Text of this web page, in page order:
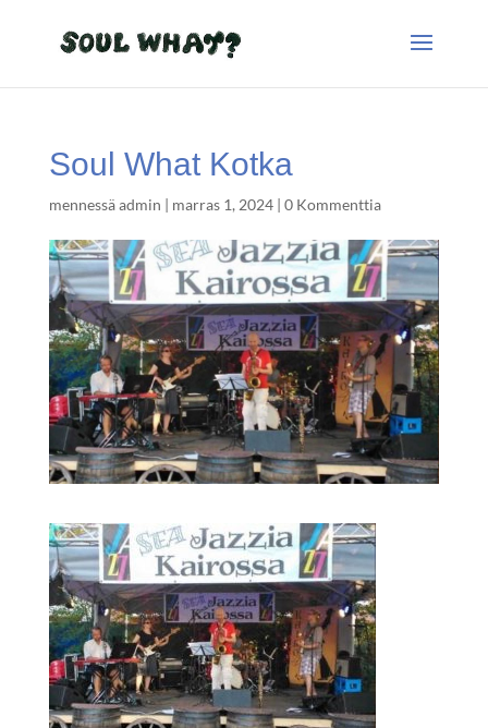
Soul What Kotka
mennessäadmin | marras 1, 2024| 0 Kommenttia